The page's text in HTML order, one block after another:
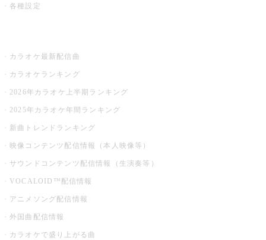
各種設定
カラオケ最新配信曲
カラオケランキング
2026年カラオケ上半期ランキング
2025年カラオケ年間ランキング
新曲トレンドランキング
映像コンテンツ配信情報（本人映像等）
サウンドコンテンツ配信情報（生演奏等）
VOCALOID™配信情報
アニメソング配信情報
外国曲配信情報
カラオケで盛り上がる曲